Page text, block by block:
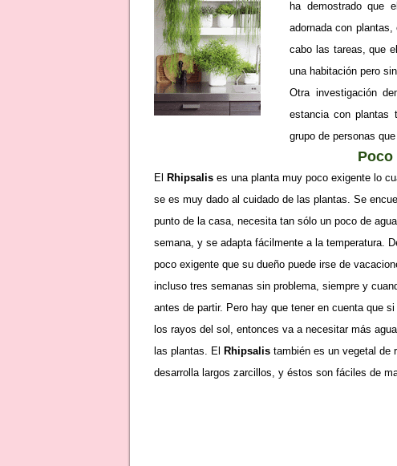
ha demostrado que
adornada con
cabo las tareas, que
una habitación pero
Otra investigación
estancia con plantas
grupo de personas
Poco
El Rhipsalis es una planta muy poco exigente lo
se es muy dado al cuidado de las plantas. Se
punto de la casa, necesita tan sólo un poco de
semana, y se adapta fácilmente a la temperatura.
poco exigente que su dueño puede irse de
incluso tres semanas sin problema, siempre y
antes de partir. Pero hay que tener en cuenta que
los rayos del sol, entonces va a necesitar más
las plantas. El Rhipsalis también es un vegetal de
desarrolla largos zarcillos, y éstos son fáciles de